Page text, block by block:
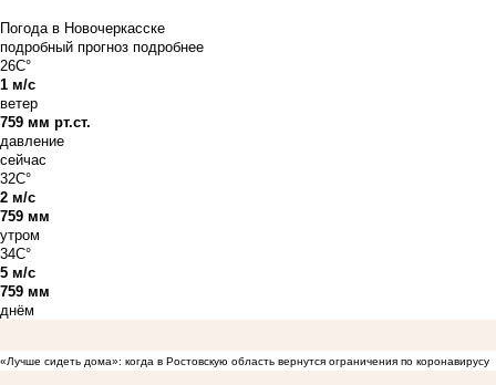
Погода в Новочеркасске
подробный прогноз подробнее
26C°
1 м/с
ветер
759 мм рт.ст.
давление
сейчас
32C°
2 м/с
759 мм
утром
34C°
5 м/с
759 мм
днём
«Лучше сидеть дома»: когда в Ростовскую область вернутся ограничения по коронавирусу